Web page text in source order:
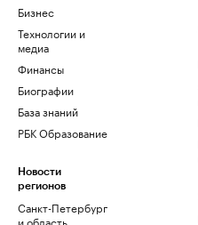
Бизнес
Технологии и
медиа
Финансы
Биографии
База знаний
РБК Образование
Новости
регионов
Санкт-Петербург
и область